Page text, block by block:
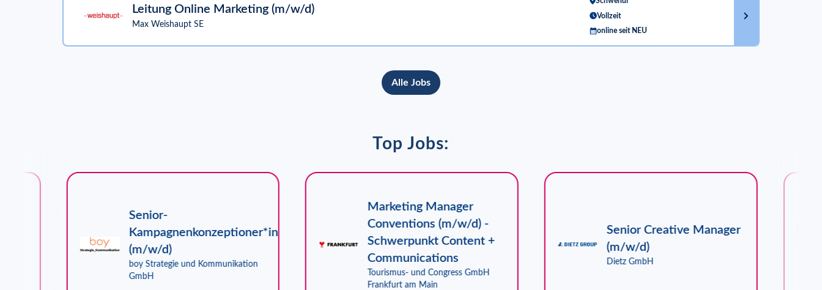
Leitung Online Marketing (m/w/d)
Max Weishaupt SE
Vollzeit
online seit NEU
Alle Jobs
Top Jobs:
Senior-
Kampagnenkonzeptioner*in
(m/w/d)
boy Strategie und Kommunikation
GmbH
Marketing Manager
Conventions (m/w/d) -
Schwerpunkt Content +
Communications
Tourismus- und Congress GmbH
Frankfurt am Main
Senior Creative Manager
(m/w/d)
Dietz GmbH